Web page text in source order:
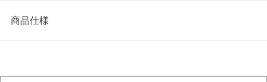
商品仕様
婚約指輪